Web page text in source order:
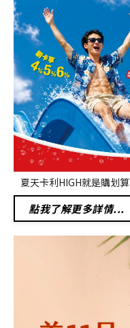
夏天卡利HIGH就是購划算
點我了解更多詳情...